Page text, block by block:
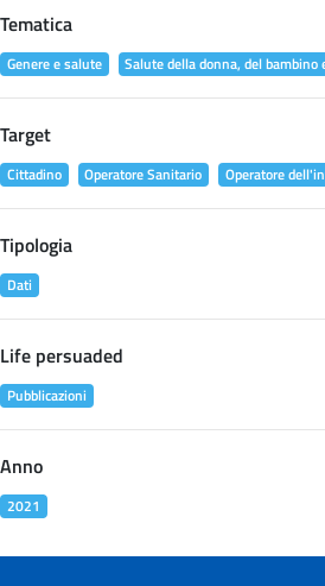
Tematica
Genere e salute Salute della donna, del bambino
Target
Cittadino Operatore Sanitario Operatore
Tipologia
Dati
Life persuaded
Pubblicazioni
Anno
2021